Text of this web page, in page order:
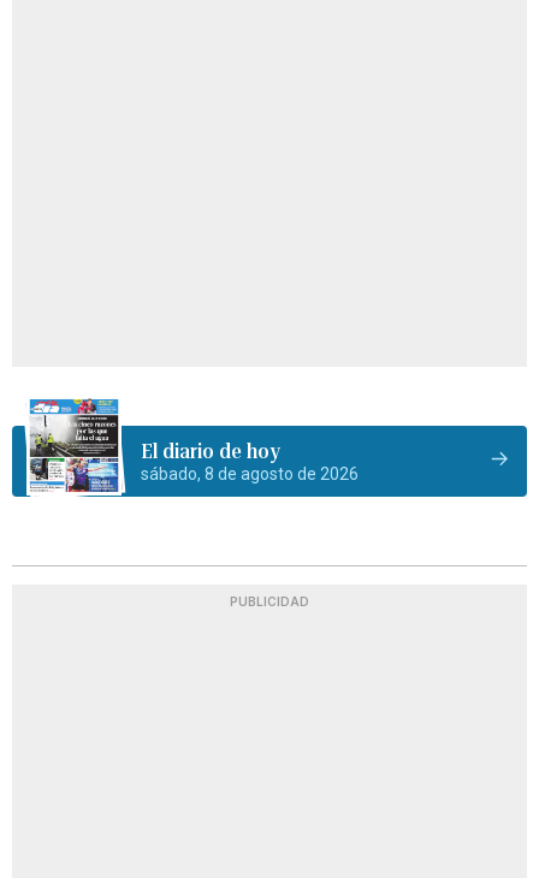
El diario de hoy
sábado, 8 de agosto de 2026
PUBLICIDAD